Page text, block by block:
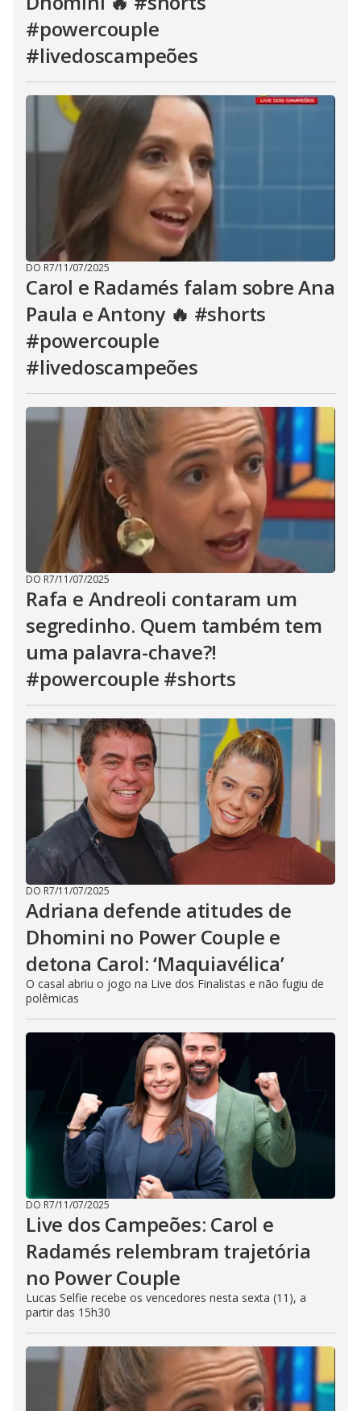
#powercouple
#livedoscampeões
DO R7/11/07/2025
Carol e Radamés falam sobre Ana
Paula e Antony 🔥 #shorts
#powercouple
#livedoscampeões
DO R7/11/07/2025
Rafa e Andreoli contaram um
segredinho. Quem também tem
uma palavra-chave?!
#powercouple #shorts
DO R7/11/07/2025
Adriana defende atitudes de
Dhomini no Power Couple e
detona Carol: ‘Maquiavélica’
O casal abriu o jogo na Live dos Finalistas e não fugiu de
polêmicas
DO R7/11/07/2025
Live dos Campeões: Carol e
Radamés relembram trajetória
no Power Couple
Lucas Selfie recebe os vencedores nesta sexta (11), a
partir das 15h30